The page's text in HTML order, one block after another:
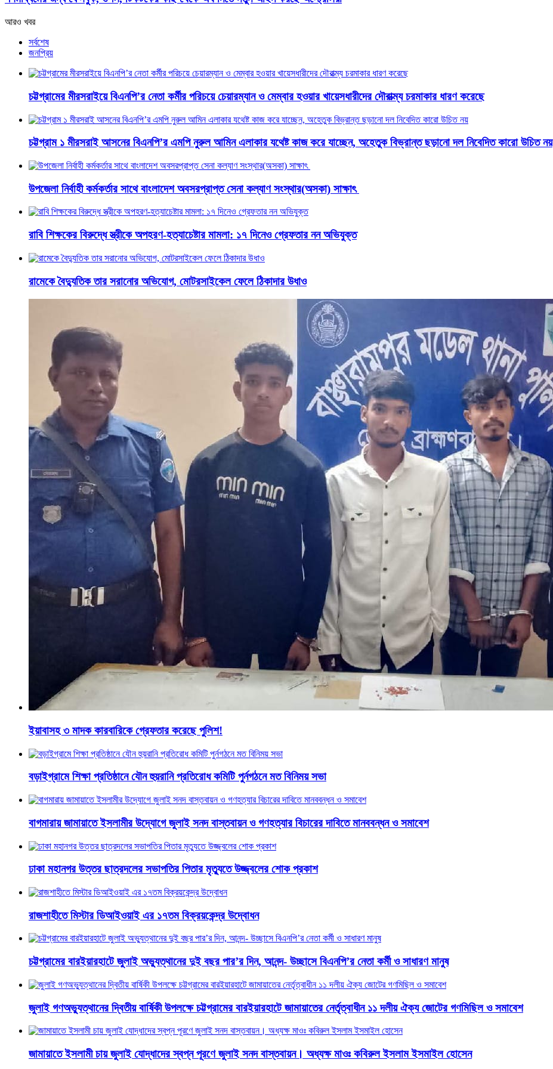
আরও খবর
সর্বশেষ
জনপ্রিয়
চট্টগ্রামের মীরসরাইয়ে বিএনপি’র নেতা কর্মীর পরিচয়ে চেয়ারম্যান ও মেম্বার হওয়ার খায়েসধারীদের দৌরাত্ম্য চরমাকার ধারণ করেছে
চট্টগ্রাম ১ মীরসরাই আসনের বিএনপি’র এমপি নুরুল আমিন এলাকার যথেষ্ট কাজ করে যাচ্ছেন, অহেতুক বিভ্রান্ত ছড়ানো দল নিবেদিত কারো উচিত নয়
উপজেলা নির্বাহী কর্মকর্তার সাথে বাংলাদেশ অবসরপ্রাপ্ত সেনা কল্যাণ সংস্থার(অসকা) সাক্ষাৎ ​
রাবি শিক্ষকের বিরুদ্ধে স্ত্রীকে অপহরণ-হত্যাচেষ্টার মামলা: ১৭ দিনেও গ্রেফতার নন অভিযুক্ত
রামেকে বৈদ্যুতিক তার সরানোর অভিযোগ, মোটরসাইকেল ফেলে ঠিকাদার উধাও
ইয়াবাসহ ৩ মাদক কারবারিকে গ্রেফতার করেছে পুলিশ!
বড়াইগ্রামে শিক্ষা প্রতিষ্ঠানে যৌন হুয়রানি প্রতিরোধ কমিটি পুর্নগঠনে মত বিনিময় সভা
বাগমারায় জামায়াতে ইসলামীর উদ্যোগে জুলাই সনদ বাস্তবায়ন ও গণহত্যার বিচারের দাবিতে মানববন্ধন ও সমাবেশ
ঢাকা মহানগর উত্তর ছাত্রদলের সভাপতির পিতার মৃত্যুতে উজ্জ্বলের শোক প্রকাশ
রাজশাহীতে মিস্টার ডিআইওয়াই এর ১৭তম বিক্রয়কেন্দ্র উদ্বোধন
চট্টগ্রামের বারইয়ারহাটে জুলাই অভ্যুত্থানের দুই বছর পার’র দিন, আনন্দ- উচ্ছাসে বিএনপি’র নেতা কর্মী ও সাধারণ মানুষ
জুলাই গণঅভ্যুত্থানের দ্বিতীয় বার্ষিকী উপলক্ষে চট্টগ্রামের বারইয়ারহাটে জামায়াতের নের্তৃত্বাধীন ১১ দলীয় ঐক্য জোটের গণমিছিল ও সমাবেশ
জামায়াতে ইসলামী চায় জুলাই যোদ্ধাদের স্বপ্ন পূরণে জুলাই সনদ বাস্তবায়ন। অধ্যক্ষ মাওঃ কবিরুল ইসলাম ইসমাইল হোসেন